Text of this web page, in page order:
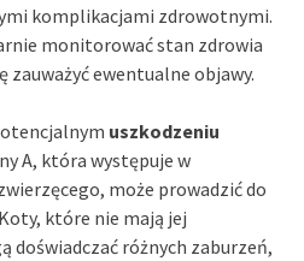
komplikacjami zdrowotnymi.
monitorować stan zdrowia
zauważyć ewentualne objawy.
uszkodzeniu
A, która występuje w
może prowadzić do
które nie mają jej
doświadczać różnych zaburzeń,